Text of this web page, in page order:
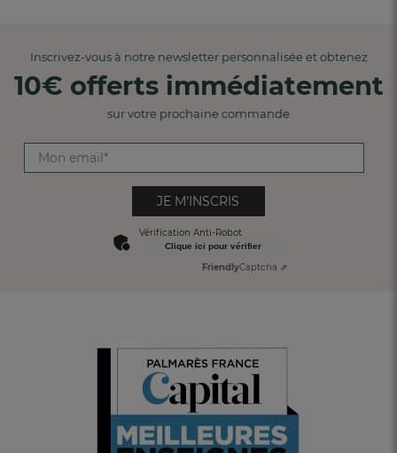
Inscrivez-vous à notre newsletter personnalisée et obtenez
10€ offerts immédiatement
sur votre prochaine commande
JE M'INSCRIS
Vérification Anti-Robot
Clique ici pour vérifier
FriendlyCaptcha ⇗